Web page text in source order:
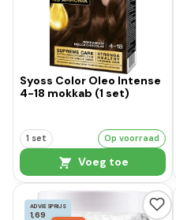
Syoss Color Oleo Intense
4-18 mokkab (1 set)
1 set Op voorraad
Voeg toe
ADVIESPRIJS
1,69